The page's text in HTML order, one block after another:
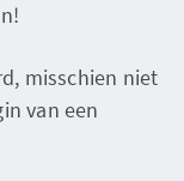
misschien niet
van een